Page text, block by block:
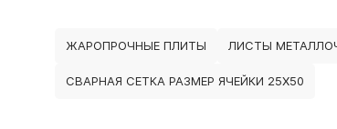
ЖАРОПРОЧНЫЕ ПЛИТЫ ЛИСТЫ
СВАРНАЯ СЕТКА РАЗМЕР ЯЧЕЙКИ 25Х50